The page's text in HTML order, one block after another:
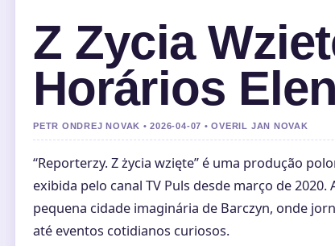
Z Zycia
Horários
PETR ONDREJ NOVAK • 2026-04-07 • OVERIL JAN NOVAK
“Reporterzy. Z życia wzięte” é uma produção
exibida pelo canal TV Puls desde março de
pequena cidade imaginária de Barczyn, onde
até eventos cotidianos curiosos.